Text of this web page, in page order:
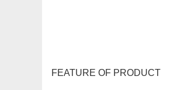
FEATURE OF PRODUCT